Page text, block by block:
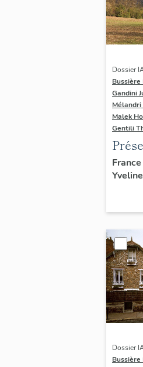
Dossier
Bussière
Gandini
Mélandri
Malek
Gentili
France
Dossier
Bussière